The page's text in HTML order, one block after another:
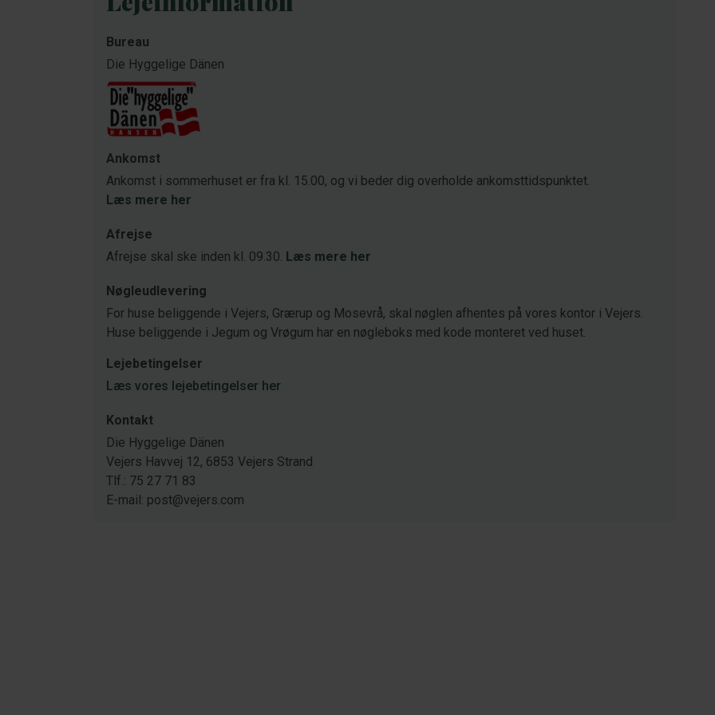
Bureau
Die Hyggelige Dänen
Ankomst
Ankomst i sommerhuset er fra kl. 15.00, og vi beder dig overholde ankomsttidspunktet.
Læs mere her
Afrejse
Afrejse skal ske inden kl. 09.30. Læs mere her
Nøgleudlevering
For huse beliggende i Vejers, Grærup og Mosevrå, skal nøglen afhentes på vores kontor i Vejers.
Huse beliggende i Jegum og Vrøgum har en nøgleboks med kode monteret ved huset.
Lejebetingelser
Læs vores lejebetingelser her
Kontakt
Die Hyggelige Dänen
Vejers Havvej 12, 6853 Vejers Strand
Tlf.: 75 27 71 83
E-mail: post@vejers.com